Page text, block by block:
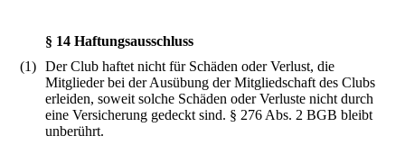
§ 14 Haftungsausschluss
(1)
Der Club haftet nicht für Schäden oder Verlust, die
Mitglieder bei der Ausübung der Mitgliedschaft des Clubs
erleiden, soweit solche Schäden oder Verluste nicht durch
eine Versicherung gedeckt sind. § 276 Abs. 2 BGB bleibt
unberührt.